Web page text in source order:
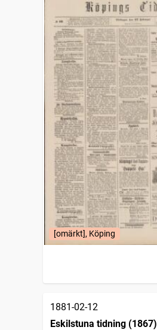
[omärkt], Köping
1881-02-12
Eskilstuna tidning (1867)